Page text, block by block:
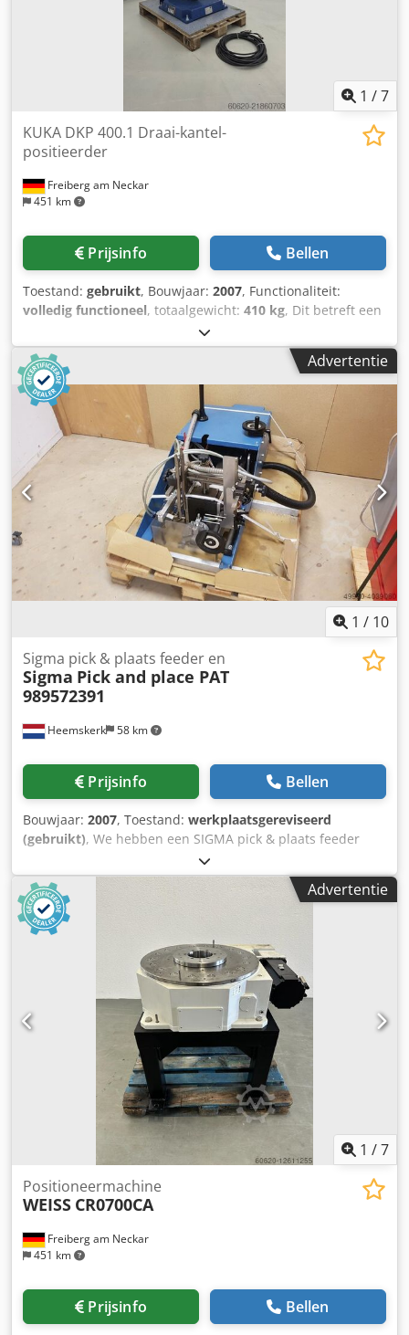
1 /7
Freiberg am Neckar
451 km
KUKA DKP 400.1 Draai-kantel-
positieerder
Prijsinfo Bellen
Toestand: gebruikt, Bouwjaar: 2007, Functionaliteit:
volledig functioneel, totaalgewicht: 410 kg, Dit betreft een
gebruikte, geteste draai-kiep-positioneerder KUKA DKP
400.1 uit bouwjaar 2007. Het systeem dient als externe as
voor industriële robots en wordt doorgaans ingezet bij las-,
montage- en bewerkingsapplicaties. Met een
draagvermogen van 400 kg en twee assen (draaien en
kantelen) zorgt de positioneerder voor optimale uitlijning
van het werkstuk en verbetert hij de bereikbaarheid voor
de robot aanzienlijk. De integratie verloopt direct via de
robotbesturing. Dkodpfx Aey Nfm Uofvjr
Advertentie
1 / 10
Heemskerk 58 km
Sigma pick & plaats feeder en
Sigma Pick and place PAT
989572391
Prijsinfo Bellen
Bouwjaar: 2007, Toestand: werkplaatsgereviseerd
(gebruikt), We hebben een SIGMA pick & plaats feeder
beschikbaar. Jaar 2007. De toestand van de feeder is
uitzonderlijk. Niet vaak gebruikt. Deze feeder is
geïnstalleerd op een Buhrs poly wikkelmachine, maar kan
ook worden geïnstalleerd op andere mechanische
machines. Is bedoeld voor het voeden van plastic kaart en
moeilijke inserts. De positie van de feeder is zeer
nauwkeurig met dit soort feeders. Dedpfed Nkpyox Afvokr
Advertentie
1 /7
Freiberg am Neckar
451 km
Positioneermachine
WEISS CR0700CA
Prijsinfo Bellen